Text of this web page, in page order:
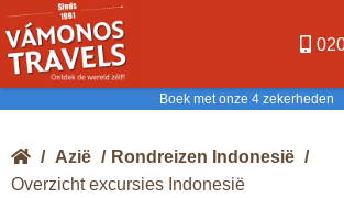
Boek met onze 4 zekerheden
/ Azië / Rondreizen Indonesië /
Overzicht excursies Indonesië